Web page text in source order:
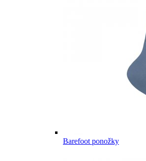
Barefoot ponožky